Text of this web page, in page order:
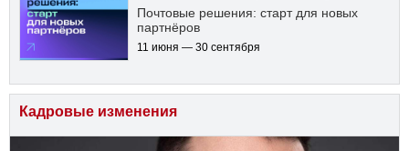
Почтовые решения: старт для новых
партнёров
11 июня — 30 сентября
Кадровые изменения